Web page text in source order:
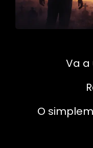
Va
O